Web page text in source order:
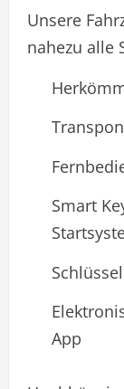
Unsere
nahezu alle
Smart
App